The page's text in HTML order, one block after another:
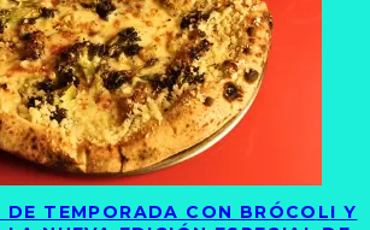
DE TEMPORADA CON BRÓCOLI Y